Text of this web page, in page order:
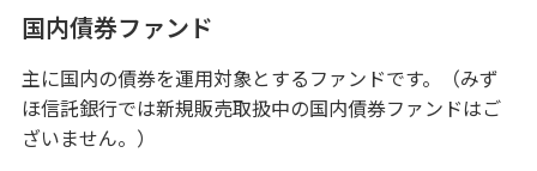
仲介・コンサルティング
ATM・店舗
国内債券ファンド
主に国内の債券を運用対象とするファンドです。（みず
ほ信託銀行では新規販売取扱中の国内債券ファンドはご
ざいません。）